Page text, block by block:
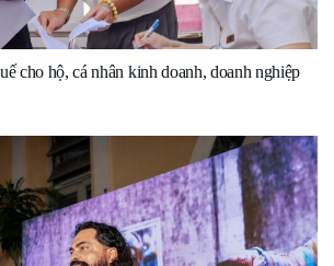
cho hộ, cá nhân kinh doanh, doanh nghiệp